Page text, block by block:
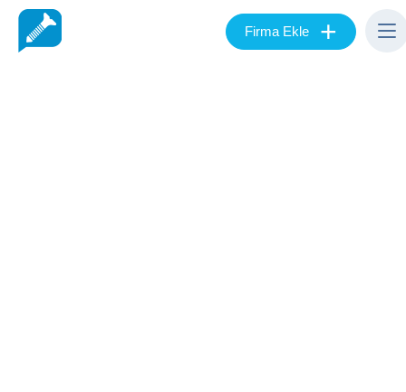
Firma Ekle +